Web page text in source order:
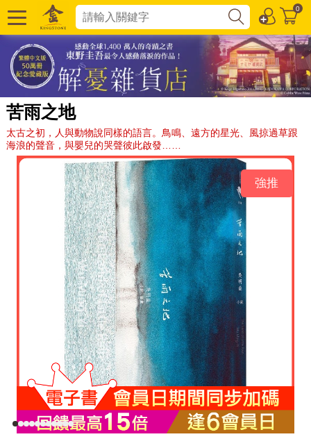
0
苦雨之地
太古之初，人與動物說同樣的語言。鳥鳴、遠方的星光、風掠過草跟
海浪的聲音，與嬰兒的哭聲彼此啟發……
強推